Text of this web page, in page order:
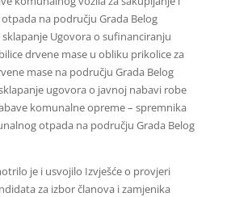
na području Grada Belog
Ugovora o sufinanciranju
drvene mase u obliku prikolice za
mase na području Grada Belog
ugovora o javnoj nabavi robe
komunalne opreme – spremnika
otpada na području Grada Belog
je i usvojilo Izvješće o provjeri
za izbor članova i zamjenika